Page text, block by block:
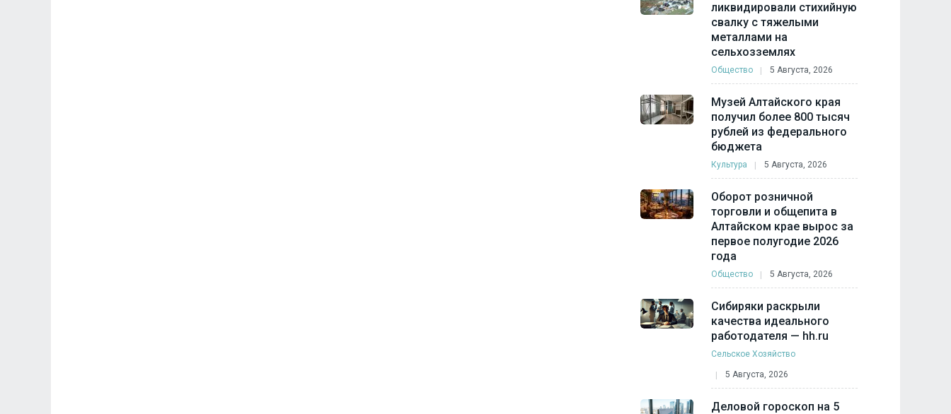
ликвидировали стихийную
свалку с тяжелыми
металлами на
сельхозземлях
Общество 5 Августа, 2026
Музей Алтайского края
получил более 800 тысяч
рублей из федерального
бюджета
Культура 5 Августа, 2026
Оборот розничной
торговли и общепита в
Алтайском крае вырос за
первое полугодие 2026
года
Общество 5 Августа, 2026
Сибиряки раскрыли
качества идеального
работодателя — hh.ru
Сельское Хозяйство
5 Августа, 2026
Деловой гороскоп на 5